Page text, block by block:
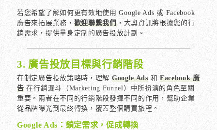
若您希望了解如何更有效地使用 Google Ads 或 Facebook
廣告來拓展業務， 歡迎聯繫我們，大奧資訊將根據您的行
銷需求，提供量身定制的廣告投放計劃。
3. 廣告投放目標與行銷階段
在制定廣告投放策略時，理解 Google Ads和 Facebook 廣
告在行銷漏斗（Marketing Funnel）中所扮演的角色至關
重要。兩者在不同的行銷階段發揮不同的作用，幫助企業
從品牌曝光到最終轉換，覆蓋整個購買旅程。
Google Ads：鎖定需求，促成轉換